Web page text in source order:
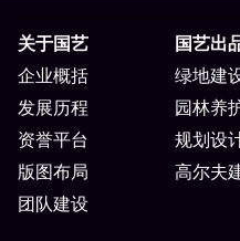
关于国艺
企业概括
发展历程
资誉平台
版图布局
团队建设
国艺出
绿地建
园林养
规划设
高尔夫